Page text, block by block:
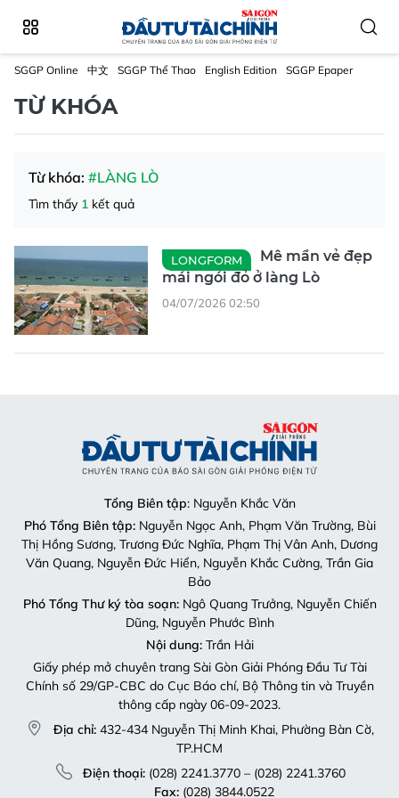
SGGP Online 中文 SGGP Thể Thao English Edition SGGP Epaper
TỪ KHÓA
Từ khóa: #LÀNG LÒ
Tìm thấy 1 kết quả
LONGFORM
Mê mẩn vẻ đẹp
mái ngói đỏ ở làng Lò
04/07/2026 02:50
Tổng Biên tập: Nguyễn Khắc Văn
Phó Tổng Biên tập:Nguyễn Ngọc Anh, Phạm Văn Trường, Bùi
Thị Hồng Sương, Trương Đức Nghĩa, Phạm Thị Vân Anh, Dương
Văn Quang, Nguyễn Đức Hiển, Nguyễn Khắc Cường, Trần Gia
Bảo
Phó Tổng Thư ký tòa soạn:Ngô Quang Trưởng, Nguyễn Chiến
Dũng, Nguyễn Phước Bình
Nội dung:Trần Hải
Giấy phép mở chuyên trang Sài Gòn Giải Phóng Đầu Tư Tài
Chính số 29/GP-CBC do Cục Báo chí, Bộ Thông tin và Truyền
thông cấp ngày 06-09-2023.
Địa chỉ: 432-434 Nguyễn Thị Minh Khai, Phường Bàn Cờ,
TP.HCM
Điện thoại:(028) 2241.3770 – (028) 2241.3760
Fax:(028) 3844.0522